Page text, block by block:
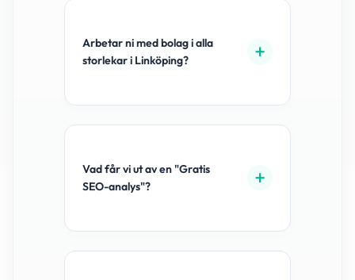
Arbetar ni med bolag i alla
storlekar i Linköping?
Vad får vi ut av en "Gratis
SEO-analys"?